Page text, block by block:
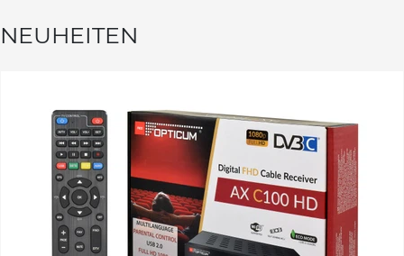
NEUHEITEN